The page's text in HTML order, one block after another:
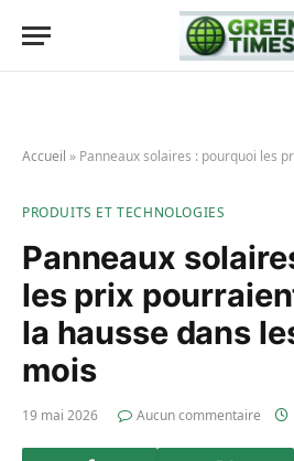
Accueil » Panneaux solaires : pourquoi les prix pourraient
PRODUITS ET TECHNOLOGIES
Panneaux
les prix
la hausse dans
mois
19 mai 2026 Aucun commentaire